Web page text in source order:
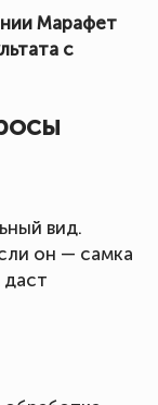
Марафет
с
вид.
он — самка